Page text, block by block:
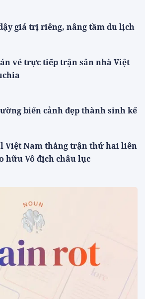
giá trị riêng, nâng tầm du lịch
vé trực tiếp trận sân nhà Việt
biến cảnh đẹp thành sinh kế
Việt Nam thắng trận thứ hai liên
hữu Vô địch châu lục